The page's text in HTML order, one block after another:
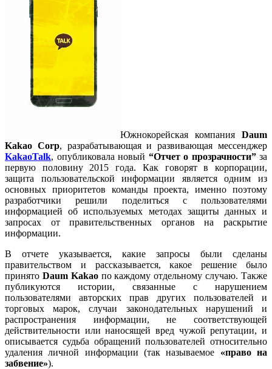
Южнокорейская компания Daum
Kakao Corp, разрабатывающая и развивающая мессенджер
KakaoTalk, опубликовала новый “Отчет о прозрачности”за
первую половину 2015 года. Как говорят в корпорации,
защита пользовательской информации является одним из
основных приоритетов команды проекта, именно поэтому
разработчики решили поделиться с пользователями
информацией об используемых методах защиты данных и
запросах от правительственных органов на раскрытие
информации.
В отчете указывается, какие запросы были сделаны
правительством и рассказывается, какое решение было
принято Daum Kakaoпо каждому отдельному случаю. Также
публикуются истории, связанные с нарушением
пользователями авторских прав других пользователей и
торговых марок, случаи законодательных нарушений и
распространения информации, не соответствующей
действительности или наносящей вред чужой репутации, и
описывается судьба обращений пользователей относительно
удаления личной информации (так называемое «право на
забвение»).